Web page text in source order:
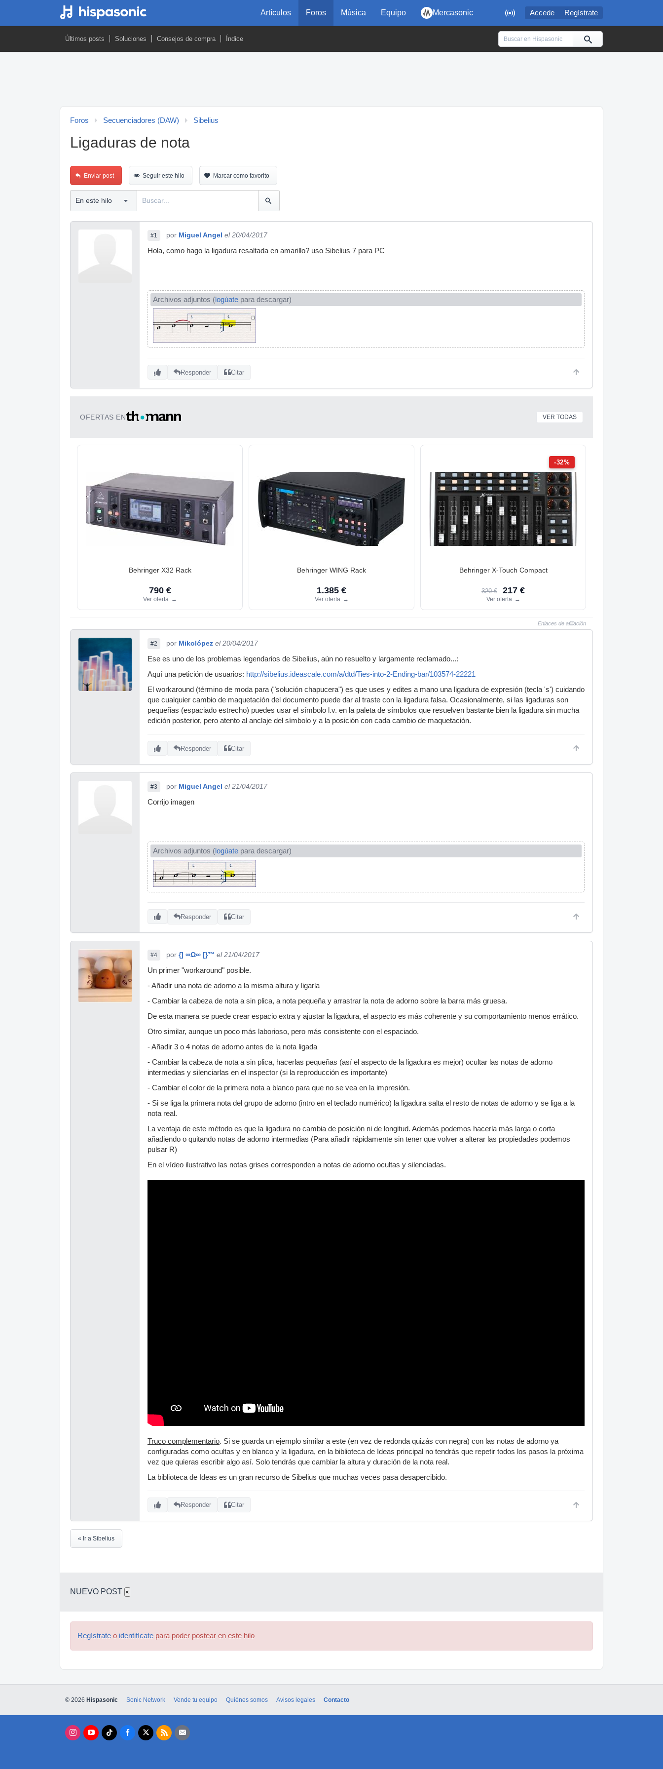
 Accede Regístrate
Artículos Foros Música Equipo Mercasonic
Últimos posts Soluciones Consejos de compra Índice
Foros Secuenciadores (DAW) Sibelius
Ligaduras de nota
Enviar post Seguir este hilo Marcar como favorito
#1 por Miguel Angel el 20/04/2017
Hola, como hago la ligadura resaltada en amarillo? uso Sibelius 7 para PC
Archivos adjuntos (logúate para descargar)
Responder Citar
OFERTAS EN VER TODAS
Behringer X32 Rack
790 €
Ver oferta →
Behringer WING Rack
1.385 €
Ver oferta →
-32%
Behringer X-Touch Compact
320 € 217 €
Ver oferta →
Enlaces de afiliación
#2 por Mikolópez el 20/04/2017
Ese es uno de los problemas legendarios de Sibelius, aún no resuelto y largamente reclamado...:
Aquí una petición de usuarios: http://sibelius.ideascale.com/a/dtd/Ties-into-2-Ending-bar/103574-22221
El workaround (término de moda para ("solución chapucera") es que uses y edites a mano una ligadura de expresión (tecla 's') cuidando
que cualquier cambio de maquetación del documento puede dar al traste con la ligadura falsa. Ocasionalmente, si las ligaduras son
pequeñas (espaciado estrecho) puedes usar el símbolo l.v. en la paleta de símbolos que resuelven bastante bien la ligadura sin mucha
edición posterior, pero atento al anclaje del símbolo y a la posición con cada cambio de maquetación.
Responder Citar
#3 por Miguel Angel el 21/04/2017
Corrijo imagen
Archivos adjuntos (logúate para descargar)
Responder Citar
#4 por {] ∞Ω∞ [}™ el 21/04/2017
Un primer "workaround" posible.
- Añadir una nota de adorno a la misma altura y ligarla
- Cambiar la cabeza de nota a sin plica, a nota pequeña y arrastrar la nota de adorno sobre la barra más gruesa.
De esta manera se puede crear espacio extra y ajustar la ligadura, el aspecto es más coherente y su comportamiento menos errático.
Otro similar, aunque un poco más laborioso, pero más consistente con el espaciado.
- Añadir 3 o 4 notas de adorno antes de la nota ligada
- Cambiar la cabeza de nota a sin plica, hacerlas pequeñas (así el aspecto de la ligadura es mejor) ocultar las notas de adorno
intermedias y silenciarlas en el inspector (si la reproducción es importante)
- Cambiar el color de la primera nota a blanco para que no se vea en la impresión.
- Si se liga la primera nota del grupo de adorno (intro en el teclado numérico) la ligadura salta el resto de notas de adorno y se liga a la
nota real.
La ventaja de este método es que la ligadura no cambia de posición ni de longitud. Además podemos hacerla más larga o corta
añadiendo o quitando notas de adorno intermedias (Para añadir rápidamente sin tener que volver a alterar las propiedades podemos
pulsar R)
En el vídeo ilustrativo las notas grises corresponden a notas de adorno ocultas y silenciadas.
Truco complementario. Si se guarda un ejemplo similar a este (en vez de redonda quizás con negra) con las notas de adorno ya
configuradas como ocultas y en blanco y la ligadura, en la biblioteca de Ideas principal no tendrás que repetir todos los pasos la próxima
vez que quieras escribir algo así. Solo tendrás que cambiar la altura y duración de la nota real.
La biblioteca de Ideas es un gran recurso de Sibelius que muchas veces pasa desapercibido.
Responder Citar
« Ir a Sibelius
NUEVO POST ×
Regístrate o identifícate para poder postear en este hilo
© 2026 Hispasonic Sonic Network Vende tu equipo Quiénes somos Avisos legales Contacto